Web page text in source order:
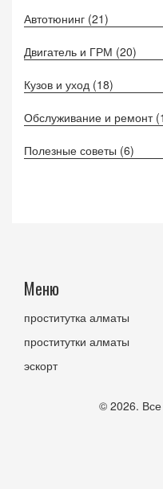
Автотюнинг (21)
Двигатель и ГРМ (20)
Кузов и уход (18)
Обслуживание и ремонт
Полезные советы (6)
Меню
проститутка алматы
проститутки алматы
эскорт
© 2026.